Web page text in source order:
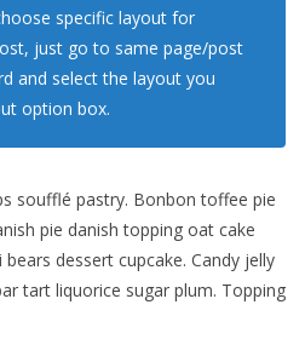
specific layout for
just go to same page/post
and select the layout you
option box.
soufflé pastry. Bonbon toffee pie
pie danish topping oat cake
dessert cupcake. Candy jelly
tart liquorice sugar plum. Topping